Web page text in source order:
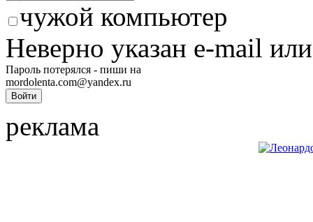
чужой компьютер
Неверно указан e-mail
Пароль потерялся - пиши на
mordolenta.com@yandex.ru
реклама